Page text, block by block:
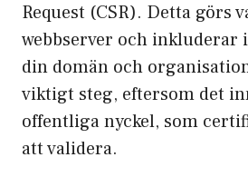
Request (CSR). Detta görs
webbserver och
din domän och
viktigt steg, eftersom det
offentliga nyckel, som
att validera.